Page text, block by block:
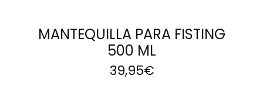
MANTEQUILLA PARA FISTING
500 ML
39,95€